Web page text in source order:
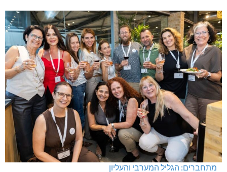
מתחברים: הגליל המערבי והעליון